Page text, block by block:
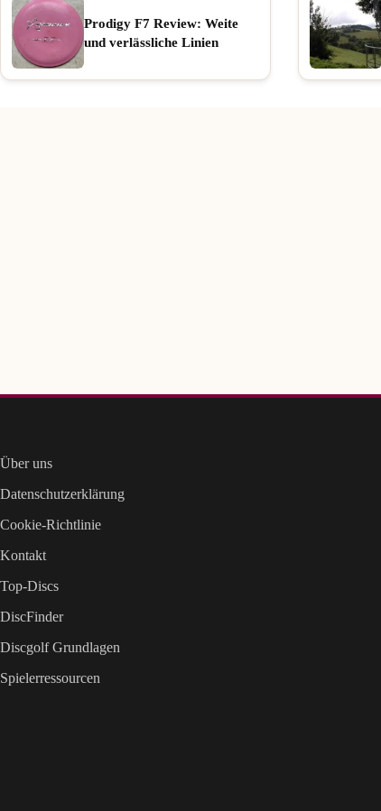
Prodigy F7 Review: Weite
und verlässliche Linien
Über uns
Datenschutzerklärung
Cookie-Richtlinie
Kontakt
Top-Discs
DiscFinder
Discgolf Grundlagen
Spielerressourcen